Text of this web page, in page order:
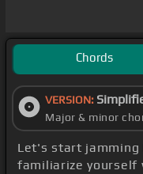
Chords
VERSION:
Major & minor
Let's start jamming
familiarize yourself